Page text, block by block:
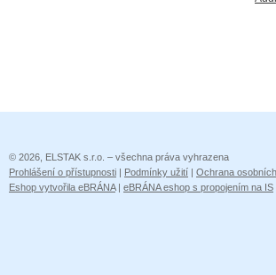
© 2026, ELSTAK s.r.o. – všechna práva vyhrazena
Prohlášení o přístupnosti | Podmínky užití | Ochrana
Eshop vytvořila eBRÁNA| eBRÁNA eshop s propojením na IS